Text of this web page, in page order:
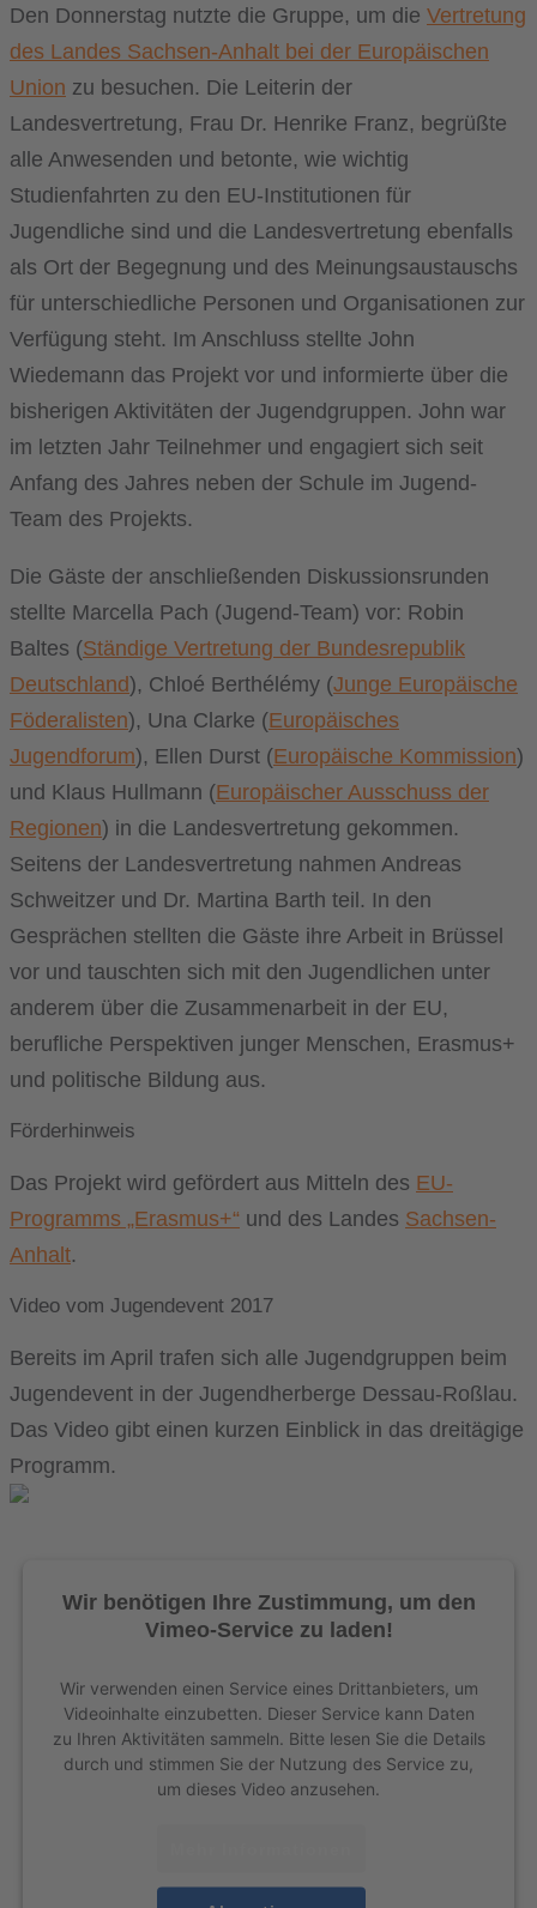
Den Donnerstag nutzte die Gruppe, um die Vertretung
des Landes Sachsen-Anhalt bei der Europäischen
Union zu besuchen. Die Leiterin der
Landesvertretung, Frau Dr. Henrike Franz, begrüßte
alle Anwesenden und betonte, wie wichtig
Studienfahrten zu den EU-Institutionen für
Jugendliche sind und die Landesvertretung ebenfalls
als Ort der Begegnung und des Meinungsaustauschs
für unterschiedliche Personen und Organisationen zur
Verfügung steht. Im Anschluss stellte John
Wiedemann das Projekt vor und informierte über die
bisherigen Aktivitäten der Jugendgruppen. John war
im letzten Jahr Teilnehmer und engagiert sich seit
Anfang des Jahres neben der Schule im Jugend-
Team des Projekts.
Die Gäste der anschließenden Diskussionsrunden
stellte Marcella Pach (Jugend-Team) vor: Robin
Baltes (Ständige Vertretung der Bundesrepublik
Deutschland), Chloé Berthélémy (Junge Europäische
Föderalisten), Una Clarke (Europäisches
Jugendforum), Ellen Durst (Europäische Kommission)
und Klaus Hullmann (Europäischer Ausschuss der
Regionen) in die Landesvertretung gekommen.
Seitens der Landesvertretung nahmen Andreas
Schweitzer und Dr. Martina Barth teil. In den
Gesprächen stellten die Gäste ihre Arbeit in Brüssel
vor und tauschten sich mit den Jugendlichen unter
anderem über die Zusammenarbeit in der EU,
berufliche Perspektiven junger Menschen, Erasmus+
und politische Bildung aus.
Förderhinweis
Das Projekt wird gefördert aus Mitteln des EU-
Programms „Erasmus+“ und des Landes Sachsen-
Anhalt.
Video vom Jugendevent 2017
Bereits im April trafen sich alle Jugendgruppen beim
Jugendevent in der Jugendherberge Dessau-Roßlau.
Das Video gibt einen kurzen Einblick in das dreitägige
Programm.
Wir benötigen Ihre Zustimmung, um den
Vimeo-Service zu laden!
Wir verwenden einen Service eines Drittanbieters, um
Videoinhalte einzubetten. Dieser Service kann Daten
zu Ihren Aktivitäten sammeln. Bitte lesen Sie die Details
durch und stimmen Sie der Nutzung des Service zu,
um dieses Video anzusehen.